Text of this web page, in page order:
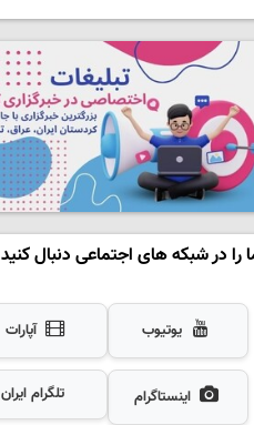
را در شبکه های اجتماعی دنبال کنید
یوتیوب آپارات
اینستاگرام تلگرام ایران